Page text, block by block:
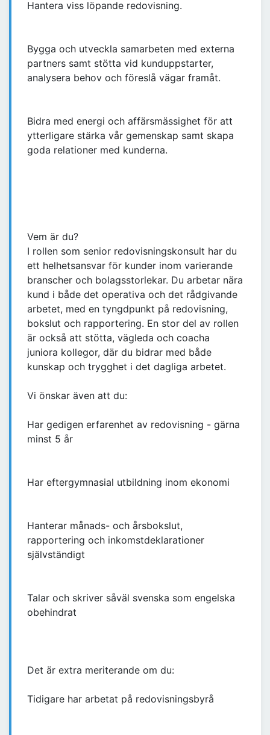
Hantera viss löpande redovisning.
Bygga och utveckla samarbeten med externa
partners samt stötta vid kunduppstarter,
analysera behov och föreslå vägar framåt.
Bidra med energi och affärsmässighet för att
ytterligare stärka vår gemenskap samt skapa
goda relationer med kunderna.
Vem är du?
I rollen som senior redovisningskonsult har du
ett helhetsansvar för kunder inom varierande
branscher och bolagsstorlekar. Du arbetar nära
kund i både det operativa och det rådgivande
arbetet, med en tyngdpunkt på redovisning,
bokslut och rapportering. En stor del av rollen
är också att stötta, vägleda och coacha
juniora kollegor, där du bidrar med både
kunskap och trygghet i det dagliga arbetet.
Vi önskar även att du:
Har gedigen erfarenhet av redovisning - gärna
minst 5 år
Har eftergymnasial utbildning inom ekonomi
Hanterar månads- och årsbokslut,
rapportering och inkomstdeklarationer
självständigt
Talar och skriver såväl svenska som engelska
obehindrat
Det är extra meriterande om du:
Tidigare har arbetat på redovisningsbyrå